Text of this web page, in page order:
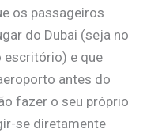
os passageiros
do Dubai (seja no
escritório) e que
antes do
fazer o seu próprio
se diretamente